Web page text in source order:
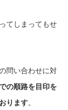
てしまってもせ
問い合わせに対
の順路を目印を
ります。